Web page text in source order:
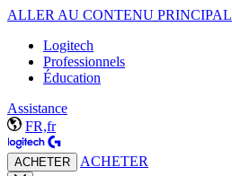
ALLER AU CONTENU PRINCIPAL
Logitech
Professionnels
Éducation
Assistance
FR,fr
ACHETER ACHETER